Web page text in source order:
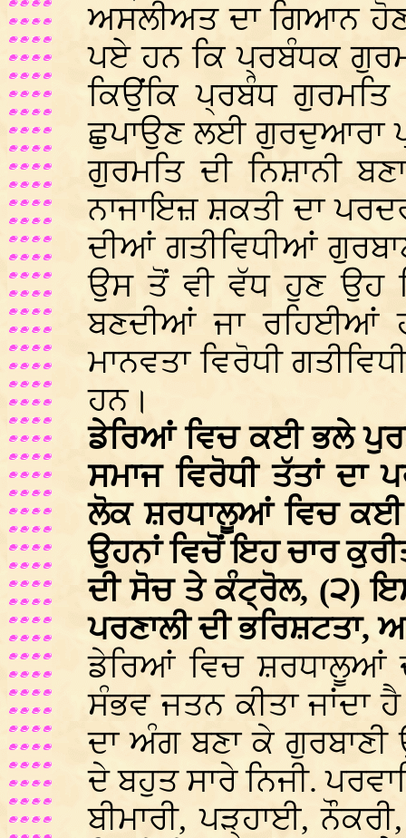
ਅਸਲੀਅਤ ਦਾ ਗਿਆਨ
ਪਏ ਹਨ ਕਿ ਪ੍ਰਬੰਧਕ
ਕਿਉਂਕਿ ਪ੍ਰਬੰਧ
ਛੁਪਾਉਣ ਲਈ ਗੁਰਦੁਆਰਾ
ਗੁਰਮਤਿ ਦੀ ਨਿਸ਼ਾਨੀ
ਨਾਜਾਇਜ਼ ਸ਼ਕਤੀ ਦਾ
ਦੀਆਂ ਗਤੀਵਿਧੀਆਂ
ਉਸ ਤੋਂ ਵੀ ਵੱਧ ਹੁਣ ਉਹ
ਬਣਦੀਆਂ ਜਾ ਰਹਿਈਆਂ
ਮਾਨਵਤਾ ਵਿਰੋਧੀ
ਹਨ।
ਡੇਰਿਆਂ ਵਿਚ ਕਈ ਭਲੇ
ਸਮਾਜ ਵਿਰੋਧੀ ਤੱਤਾਂ ਦਾ
ਲੋਕ ਸ਼ਰਧਾਲੂਆਂ ਵਿਚ ਕਈ
ਉਹਨਾਂ ਵਿਚੋਂ ਇਹ ਚਾਰ
ਦੀ ਸੋਚ ਤੇ ਕੰਟ੍ਰੋਲ, (੨)
ਪਰਣਾਲੀ ਦੀ ਭਰਿਸ਼ਟਤਾ,
ਡੇਰਿਆਂ ਵਿਚ ਸ਼ਰਧਾਲੂਆਂ
ਸੰਭਵ ਜਤਨ ਕੀਤਾ ਜਾਂਦਾ
ਦਾ ਅੰਗ ਬਣਾ ਕੇ
ਦੇ ਬਹੁਤ ਸਾਰੇ ਨਿਜੀ.
ਬੀਮਾਰੀ, ਪੜ੍ਹਾਈ,